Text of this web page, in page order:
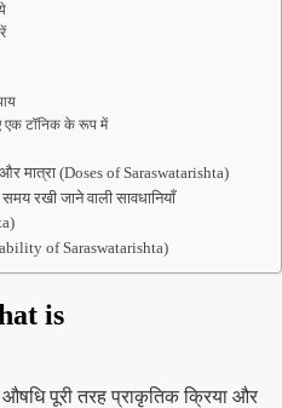
एक टॉनिक के रूप में
मात्रा (Doses of Saraswatarishta)
रखी जाने वाली सावधानियाँ
of Saraswatarishta)
is
पूरी तरह प्राकृतिक क्रिया और